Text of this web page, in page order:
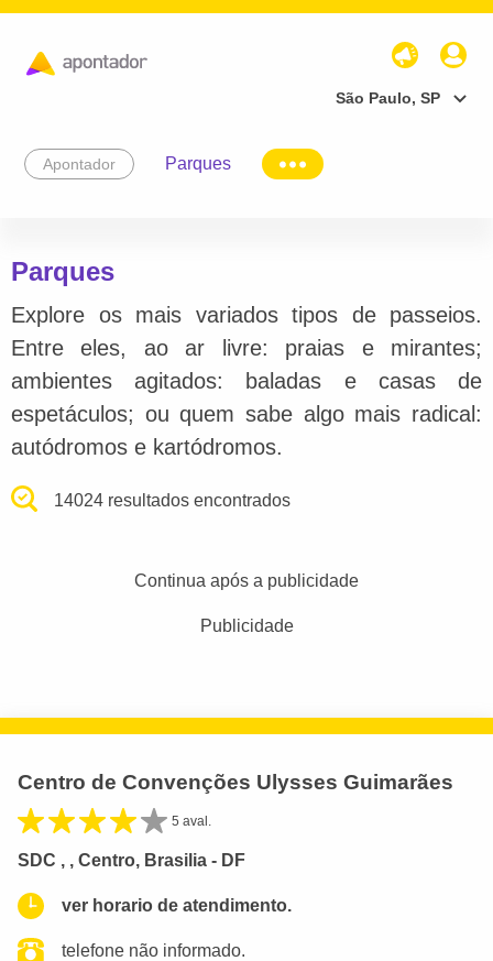
São Paulo, SP
Apontador Parques
Parques
Explore os mais variados tipos de passeios.
Entre eles, ao ar livre: praias e mirantes;
ambientes agitados: baladas e casas de
espetáculos; ou quem sabe algo mais radical:
autódromos e kartódromos.
14024 resultados encontrados
Continua após a publicidade
Publicidade
Centro de Convenções Ulysses Guimarães
5 aval.
SDC , , Centro, Brasilia - DF
ver horario de atendimento.
telefone não informado.